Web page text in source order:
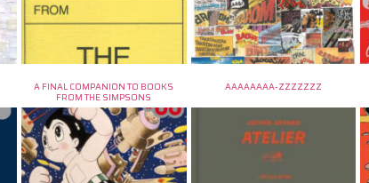
A FINAL COMPANION TO BOOKS
FROM THE SIMPSONS
AAAAAAAA-ZZZZZZZ